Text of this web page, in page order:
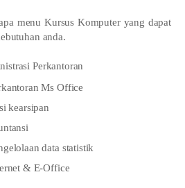
menu Kursus Komputer yang dapat
anda.
Perkantoran
Ms Office
kearsipan
data statistik
& E-Office